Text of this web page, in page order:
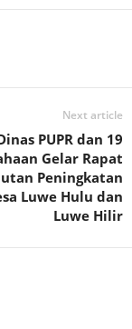
Next article
PUPR dan 19
Gelar Rapat
Peningkatan
Luwe Hulu dan
Luwe Hilir